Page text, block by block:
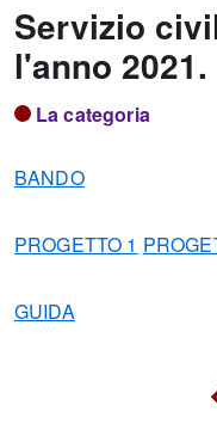
Servizio
l'anno 2021.
La categoria
BANDO
PROGETTO 1
GUIDA